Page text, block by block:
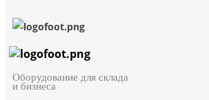
Оборудование для склада
и бизнеса